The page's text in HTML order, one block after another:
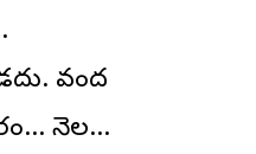
వంద
నెల…